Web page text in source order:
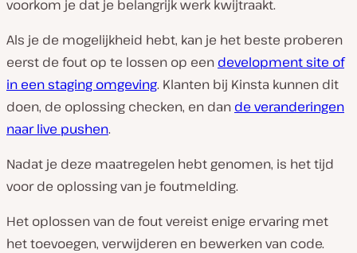
voorkom je dat je belangrijk werk kwijtraakt.
Als je de mogelijkheid hebt, kan je het beste proberen
eerst de fout op te lossen op een development site of
in een staging omgeving. Klanten bij Kinsta kunnen dit
doen, de oplossing checken, en dan de veranderingen
naar live pushen.
Nadat je deze maatregelen hebt genomen, is het tijd
voor de oplossing van je foutmelding.
Het oplossen van de fout vereist enige ervaring met
het toevoegen, verwijderen en bewerken van code.